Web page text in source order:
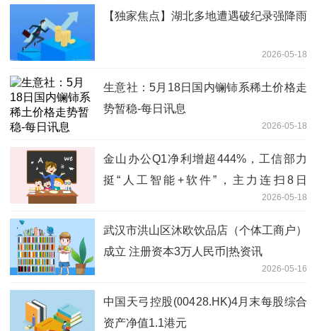
【独家焦点】湖北多地遭遇破纪录强降雨
2026-05-18
生意社：5月18日国内镧铈系稀土价格走
势暂稳-每日讯息
2026-05-18
金山办公Q1净利增超444%，工信部力
挺“人工智能+软件”，主力连扫8日
2026-05-18
武汉市洪山区沐欧饮品店（个体工商户）
成立 注册资本3万人民币|热资讯
2026-05-16
中国天弓控股(00428.HK)4月末每股综合
资产净值1.1港元